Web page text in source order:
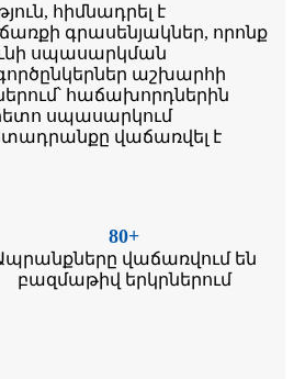
հիմնադրել է
գրասենյակներ, որոնք
սպասարկման
աշխարհի
հաճախորդներին
սպասարկում
վաճառվել է
80+
վաճառվում են
բազմաթիվ երկրներում